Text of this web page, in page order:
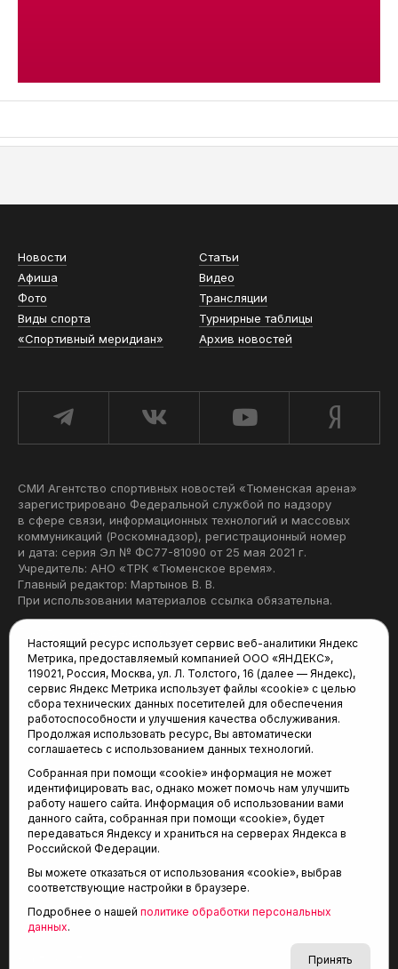
Новости
Статьи
Афиша
Видео
Фото
Трансляции
Виды спорта
Турнирные таблицы
«Спортивный меридиан»
Архив новостей
СМИ Агентство спортивных новостей «Тюменская арена»
зарегистрировано Федеральной службой по надзору
в сфере связи, информационных технологий и массовых
коммуникаций (Роскомнадзор), регистрационный номер
и дата: серия Эл № ФС77-81090 от 25 мая 2021 г.
Учредитель: АНО «ТРК «Тюменское время».
Главный редактор: Мартынов В. В.
При использовании материалов ссылка обязательна.
Редакция:
625035, Тюмень, пр. Геологоразведчиков, 28А
(3452) 68-22-28
tum-arena@mail.ru
Отдел продаж:
(3452) 68-89-78
kotovaev@sibinformburo.ru
© 2001-2026 Агентство спортивных новостей
Настоящий ресурс использует сервис веб-аналитики Яндекс
Метрика, предоставляемый компанией ООО «ЯНДЕКС»,
119021, Россия, Москва, ул. Л. Толстого, 16 (далее — Яндекс),
сервис Яндекс Метрика использует файлы «cookie» с целью
сбора технических данных посетителей для обеспечения
работоспособности и улучшения качества обслуживания.
Продолжая использовать ресурс, Вы автоматически
соглашаетесь с использованием данных технологий.
Собранная при помощи «cookie» информация не может
идентифицировать вас, однако может помочь нам улучшить
работу нашего сайта. Информация об использовании вами
данного сайта, собранная при помощи «cookie», будет
передаваться Яндексу и храниться на серверах Яндекса в
Российской Федерации.
Вы можете отказаться от использования «cookie», выбрав
соответствующие настройки в браузере.
Подробнее о нашей политике обработки персональных
данных.
Принять